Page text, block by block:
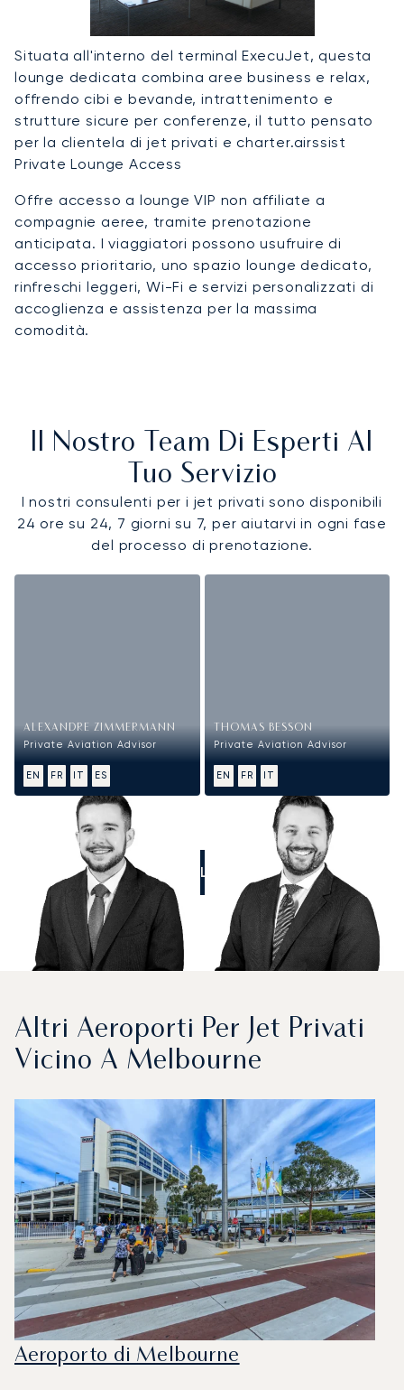
Situata all'interno del terminal ExecuJet, questa
lounge dedicata combina aree business e relax,
offrendo cibi e bevande, intrattenimento e
strutture sicure per conferenze, il tutto pensato
per la clientela di jet privati e charter.airssist
Private Lounge Access
Offre accesso a lounge VIP non affiliate a
compagnie aeree, tramite prenotazione
anticipata. I viaggiatori possono usufruire di
accesso prioritario, uno spazio lounge dedicato,
rinfreschi leggeri, Wi-Fi e servizi personalizzati di
accoglienza e assistenza per la massima
comodità.
Il Nostro Team Di Esperti Al
Tuo Servizio
I nostri consulenti per i jet privati sono disponibili
24 ore su 24, 7 giorni su 7, per aiutarvi in ogni fase
del processo di prenotazione.
ALEXANDRE ZIMMERMANN
Private Aviation Advisor
EN FR IT ES
THOMAS BESSON
Private Aviation Advisor
EN FR IT
CALL US
Altri Aeroporti Per Jet Privati
Vicino A Melbourne
Aeroporto di Melbourne